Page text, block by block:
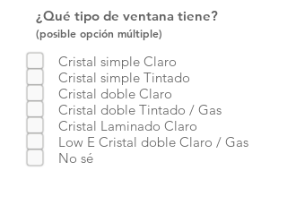
Cristal simple Claro
Cristal simple Tintado
Cristal doble Claro
Cristal doble Tintado / Gas
Cristal Laminado Claro
Low E Cristal doble Claro / Gas
No sé
¿Qué tipo de ventana tiene?
(posible opción múltiple)